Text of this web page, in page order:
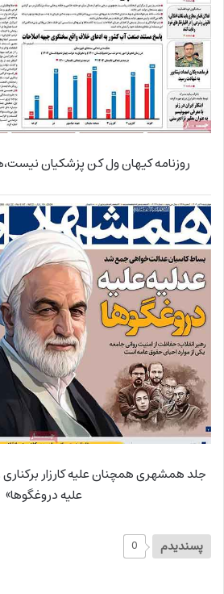
روزنامه کیهان ول کن پزشکیان
جلد همشهری همچنان علیه کارزار برکناری
علیه دروغگوها»
پسندیدم 0